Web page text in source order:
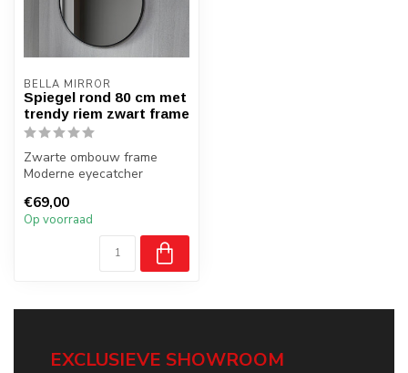
BELLA MIRROR
Spiegel rond 80 cm met
trendy riem zwart frame
Zwarte ombouw frame
Moderne eyecatcher
€69,00
Op voorraad
EXCLUSIEVE SHOWROOM